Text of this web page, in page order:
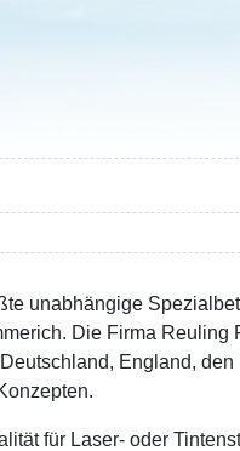
unabhängige
Die Firma Reuling
England,
für Laser- oder